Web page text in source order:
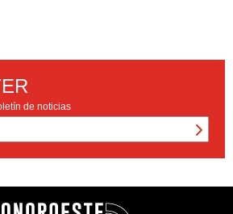
de noticias